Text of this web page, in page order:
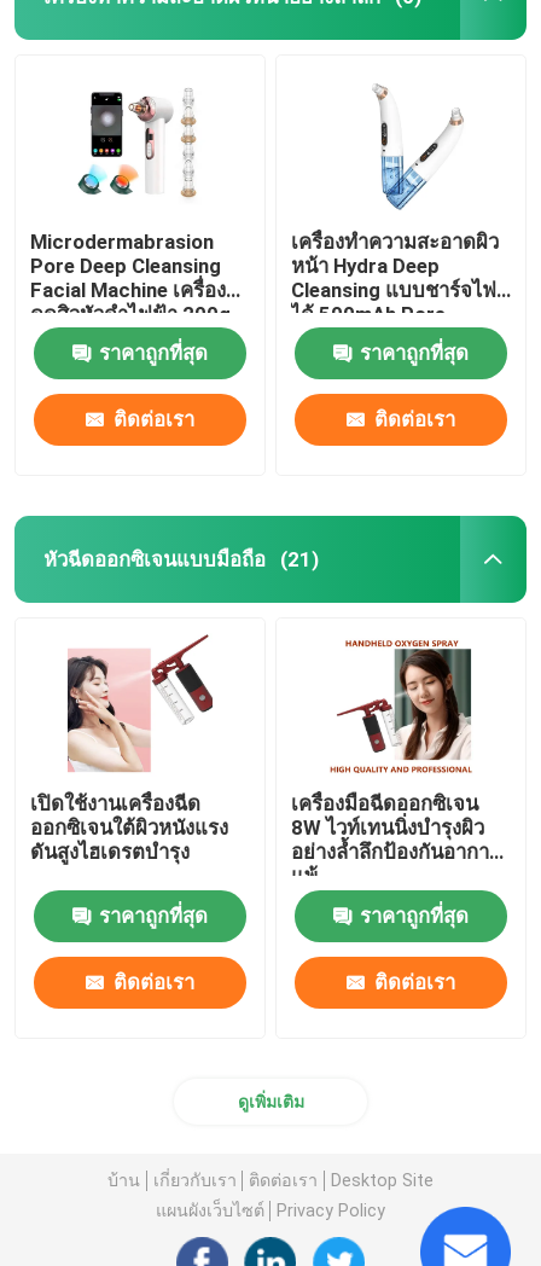
Microdermabrasion
Pore Deep Cleansing
Facial Machine เครื่อง
ดูดสิวหัวดำไฟฟ้า 200g
ราคาถูกที่สุด
ติดต่อเรา
เครื่องทำความสะอาดผิว
หน้า Hydra Deep
Cleansing แบบชาร์จไฟ
ได้ 500mAh Pore
Cleaner Scraper
ราคาถูกที่สุด
ติดต่อเรา
หัวฉีดออกซิเจนแบบมือถือ (21)
เปิดใช้งานเครื่องฉีด
ออกซิเจนใต้ผิวหนังแรง
ดันสูงไฮเดรตบำรุง
ราคาถูกที่สุด
ติดต่อเรา
เครื่องมือฉีดออกซิเจน
8W ไวท์เทนนิ่งบำรุงผิว
อย่างล้ำลึกป้องกันอาการ
แพ้
ราคาถูกที่สุด
ติดต่อเรา
ดูเพิ่มเติม
บ้าน เกี่ยวกับเรา ติดต่อเรา
Desktop Site
แผนผังเว็บไซต์
Privacy Policy